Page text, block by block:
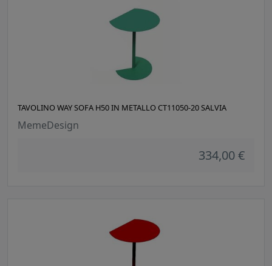
TAVOLINO WAY SOFA H50 IN METALLO CT11050-20 SALVIA
MemeDesign
334,00 €